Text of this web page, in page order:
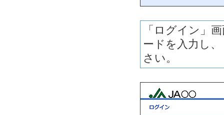
「ログイン」
ードを入力し
さい。